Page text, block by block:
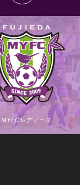
MYFCレディース